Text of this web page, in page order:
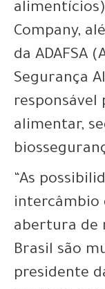
Company,
da ADAFSA
Segurança
responsável
alimentar,
“As
intercâmbio
abertura de
Brasil são
presidente